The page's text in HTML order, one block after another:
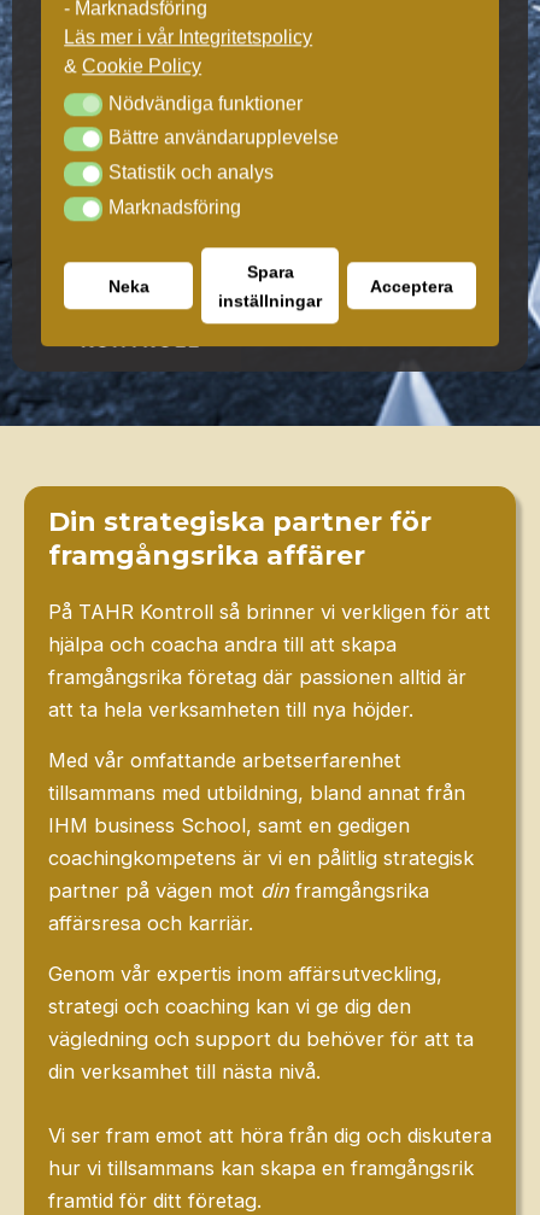
Din strategiska partner för
framgångsrika affärer
På TAHR Kontroll så brinner vi verkligen för att
hjälpa och coacha andra till att skapa
framgångsrika företag där passionen alltid är
att ta hela verksamheten till nya höjder.
Med vår omfattande arbetserfarenhet
tillsammans med utbildning, bland annat från
IHM business School, samt en gedigen
coachingkompetens är vi en pålitlig strategisk
partner på vägen mot din framgångsrika
affärsresa och karriär.
Genom vår expertis inom affärsutveckling,
strategi och coaching kan vi ge dig den
vägledning och support du behöver för att ta
din verksamhet till nästa nivå.
Vi ser fram emot att höra från dig och diskutera
hur vi tillsammans kan skapa en framgångsrik
framtid för ditt företag.
- Marknadsföring
Läs mer i vår Integritetspolicy
&Cookie Policy
Nödvändiga funktioner
Nödvändiga funktioner
Bättre användarupplevelse
Bättre användarupplevelse
Statistik och analys
Statistik och analys
Marknadsföring
Marknadsföring
Neka
Spara
inställningar
Acceptera